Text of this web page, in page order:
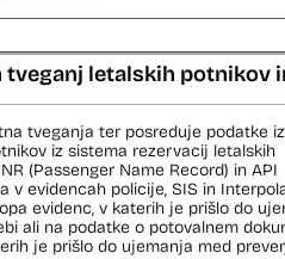
oseb policije (del informacijsko
gradivo za primerjavo.
policije
letalskih potnikov
tveganja ter posreduje podatke iz
iz sistema rezervacij letalskih
(Passenger Name Record) in API
v evidencah policije, SIS in
evidenc, v katerih je prišlo do
ali na podatke o potovalnem
je prišlo do ujemanja med